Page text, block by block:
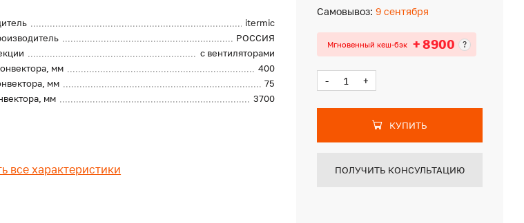
itermic
РОССИЯ
с вентиляторами
мм
400
мм
75
мм
3700
все характеристики
Самовывоз: 9 сентября
Мгновенный кеш-бэк + 8900 ?
- +
КУПИТЬ
ПОЛУЧИТЬ КОНСУЛЬТАЦИЮ